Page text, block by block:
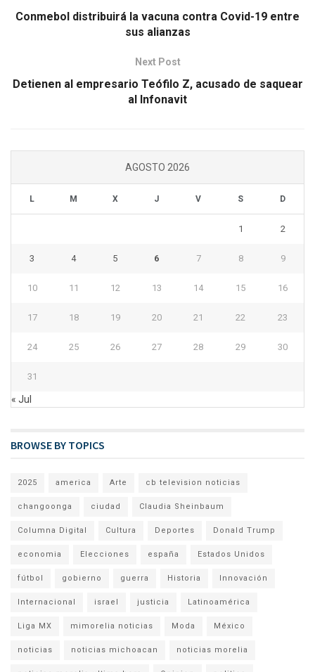
Conmebol distribuirá la vacuna contra Covid-19 entre
sus alianzas
Next Post
Detienen al empresario Teófilo Z, acusado de saquear
al Infonavit
AGOSTO 2026
L M X J V S D
1 2
3 4 5 6 7 8 9
10 11 12 13 14 15 16
17 18 19 20 21 22 23
24 25 26 27 28 29 30
31
« Jul
BROWSE BY TOPICS
2025 america Arte cb television noticias
changoonga ciudad Claudia Sheinbaum
Columna Digital Cultura Deportes Donald Trump
economia Elecciones españa Estados Unidos
fútbol gobierno guerra Historia Innovación
Internacional israel justicia Latinoamérica
Liga MX mimorelia noticias Moda México
noticias noticias michoacan noticias morelia